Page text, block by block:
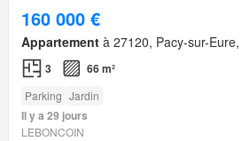
160 000 €
Appartement à 27120, Pacy-sur-
3 66 m²
Parking Jardin
Il y a 29 jours
LEBONCOIN